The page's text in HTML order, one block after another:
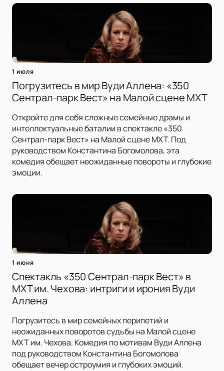
1 июля
Погрузитесь в мир Вуди Аллена: «350
Сентрал-парк Вест» на Малой сцене МХТ
Откройте для себя сложные семейные драмы и
интеллектуальные баталии в спектакле «350
Сентрал-парк Вест» на Малой сцене МХТ. Под
руководством Константина Богомолова, эта
комедия обещает неожиданные повороты и глубокие
эмоции.
1 июня
Спектакль «350 Сентрал-парк Вест» в
МХТ им. Чехова: интриги и ирония Вуди
Аллена
Погрузитесь в мир семейных перипетий и
неожиданных поворотов судьбы на Малой сцене
МХТ им. Чехова. Комедия по мотивам Вуди Аллена
под руководством Константина Богомолова
обещает вечер остроумия и глубоких эмоций.